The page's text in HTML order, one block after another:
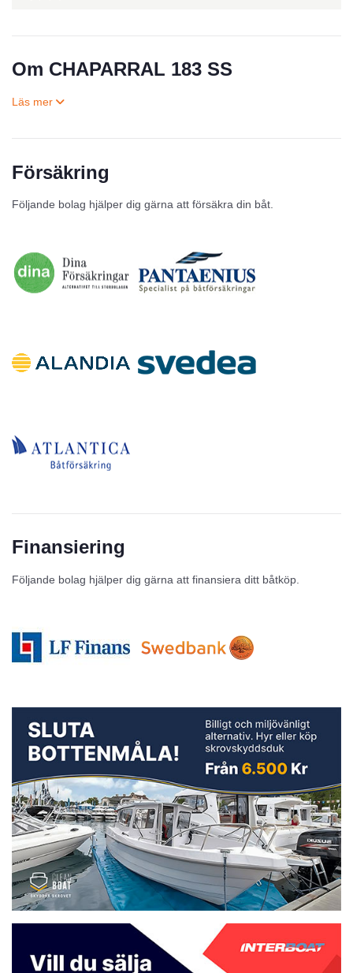
Om CHAPARRAL 183 SS
Försäkring
Följande bolag hjälper dig gärna att försäkra din båt.
Finansiering
Följande bolag hjälper dig gärna att finansiera ditt båtköp.